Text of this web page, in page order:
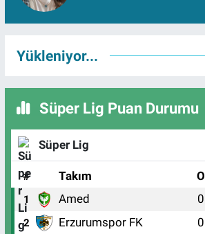
Yükleniyor...
Süper Lig Puan Durumu
Süper Lig
# Takım O
1 Amed 0
2 Erzurumspor FK 0